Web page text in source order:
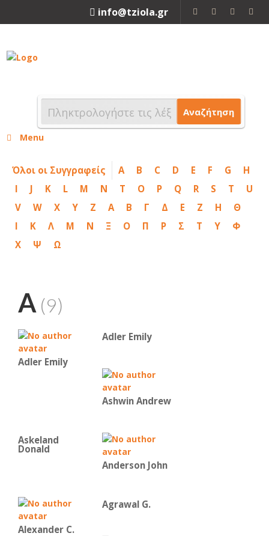
info@tziola.gr
Αναζήτηση
Menu
Όλοι οι Συγγραφείς A B C D E F G
H
I
J K L M N T O P Q R S T
U
V
W X Y Z Α Β Γ Δ Ε Ζ Η
Θ
Ι
Κ Λ Μ Ν Ξ Ο Π Ρ Σ Τ Υ
Φ
Χ
Ψ Ω
A (9)
Adler Emily
Adler Emily
Ashwin Andrew
Askeland
Donald
Anderson John
Alexander C.
Agrawal G.